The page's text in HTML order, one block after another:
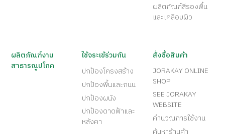
ผลิตภัณฑ์สีรองพื้น
และเคลือบผิว
ผลิตภัณฑ์งาน
สาธารณูปโภค
ใช้จระเข้ร่วมกัน
ปกป้องโครงสร้าง
ปกป้องพื้นและถนน
ปกป้องผนัง
ปกป้องดาดฟ้าและ
หลังคา
สั่งซื้อสินค้า
JORAKAY ONLINE
SHOP
SEE JORAKAY
WEBSITE
คำนวณการใช้งาน
ค้นหาร้านค้า